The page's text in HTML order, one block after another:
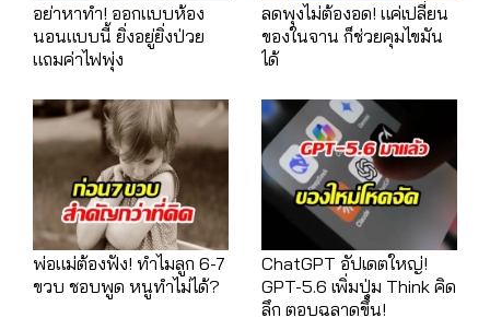
อย่าหาทำ! ออกแบบห้อง
นอนแบบนี้ ยิ่งอยู่ยิ่งป่วย
แถมค่าไฟพุ่ง
ลดพุงไม่ต้องอด! แค่เปลี่ยน
ของในจาน ก็ช่วยคุมไขมัน
ได้
พ่อแม่ต้องฟัง! ทำไมลูก 6-7
ขวบ ชอบพูด หนูทำไม่ได้?
ChatGPT อัปเดตใหญ่!
GPT-5.6 เพิ่มปุ่ม Think คิด
ลึก ตอบฉลาดขึ้น!